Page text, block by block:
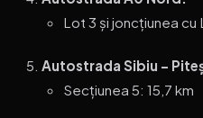
Lot 3 și joncțiunea cu
Autostrada Sibiu –
Secțiunea 5: 15,7 km